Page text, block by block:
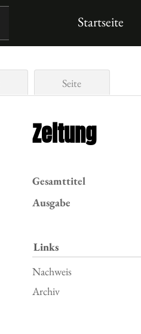
Startseite
Seite
Zeitung
Gesamttitel
Ausgabe
Links
Nachweis
Archiv